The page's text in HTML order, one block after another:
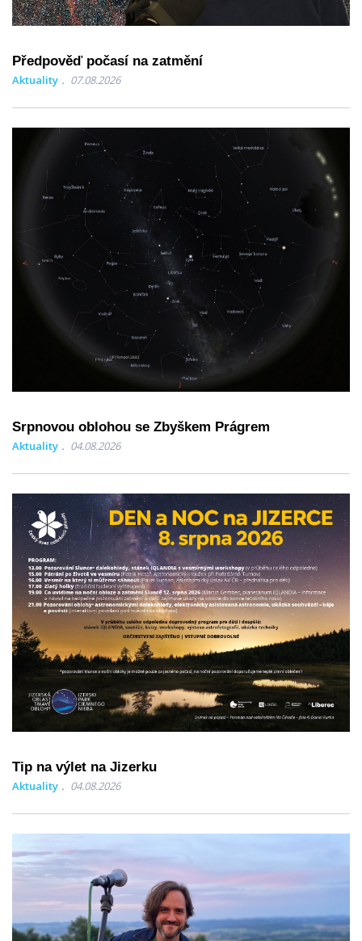
Předpověď počasí na zatmění
Aktuality 07.08.2026
Srpnovou oblohou se Zbyškem Prágrem
Aktuality 04.08.2026
Tip na výlet na Jizerku
Aktuality 04.08.2026